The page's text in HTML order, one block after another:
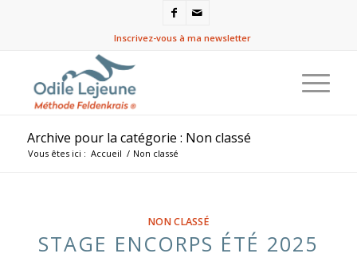
Inscrivez-vous à ma newsletter
Archive pour la catégorie : Non classé
Vous êtes ici : Accueil / Non classé
NON CLASSÉ
STAGE ENCORPS ÉTÉ 2025